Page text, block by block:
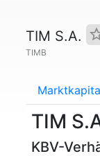
TIM S.A.
TIMB
TIM
KBV-